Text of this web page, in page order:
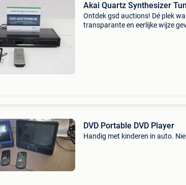
Akai Quartz Synthesizer
Ontdek gsd auctions! Dé plek
transparante en eerlijke wijze
DVD Portable DVD Player
Handig met kinderen in auto.